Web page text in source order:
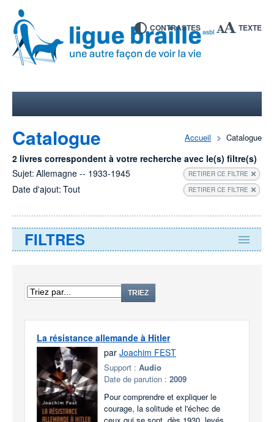
CONTRASTES TEXTE
Accueil Catalogue
Catalogue
2 livres correspondent à votre recherche avec le(s) filtre(s)
Sujet: Allemagne -- 1933-1945 RETIRER CE FILTRE
Date d'ajout: Tout RETIRER CE FILTRE
FILTRES
TRIEZ
La résistance allemande à Hitler
par Joachim FEST
Support : Audio
Date de parution : 2009
Pour comprendre et expliquer le
courage, la solitude et l'échec de